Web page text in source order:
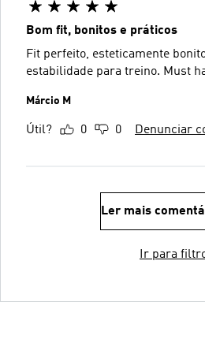
Bom fit, bonitos e práticos
Fit perfeito, esteticamente
estabilidade
Márcio M
Útil? 0 0 Denunciar
Ler mais
Ir para